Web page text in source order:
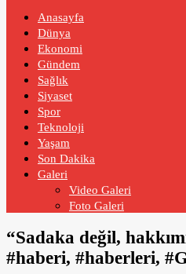
Anasayfa
Dünya
Ekonomi
Gündem
Sağlık
Siyaset
Spor
Teknoloji
Yaşam
Son Dakika
Galeri
Video Galeri
Foto Galeri
“Sadaka değil,
#haberi, #haberleri,